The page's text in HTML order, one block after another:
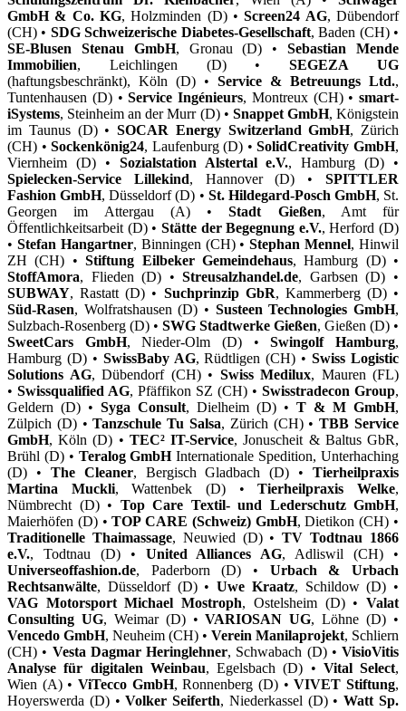
GmbH & Co. KG, Holzminden (D) •Screen24 AG, Dübendorf
(CH) • SDG Schweizerische Diabetes-Gesellschaft, Baden (CH) •
SE-Blusen Stenau GmbH, Gronau (D) •Sebastian Mende
Immobilien, Leichlingen (D) •SEGEZA UG
(haftungsbeschränkt), Köln (D) • Service & Betreuungs Ltd.,
Tuntenhausen (D) •Service Ingénieurs, Montreux (CH) • smart-
iSystems, Steinheim an der Murr (D) • Snappet GmbH, Königstein
im Taunus (D) • SOCAR Energy Switzerland GmbH, Zürich
(CH) •Sockenkönig24, Laufenburg (D) •SolidCreativity GmbH,
Viernheim (D) • Sozialstation Alstertal e.V., Hamburg (D) •
Spielecken-Service Lillekind, Hannover (D) •SPITTLER
Fashion GmbH, Düsseldorf (D) • St. Hildegard-Posch GmbH, St.
Georgen im Attergau (A) •Stadt Gießen, Amt für
Öffentlichkeitsarbeit (D) • Stätte der Begegnung e.V., Herford (D)
• Stefan Hangartner, Binningen (CH) •Stephan Mennel, Hinwil
ZH (CH) •Stiftung Eilbeker Gemeindehaus, Hamburg (D) •
StoffAmora, Flieden (D) •Streusalzhandel.de, Garbsen (D) •
SUBWAY, Rastatt (D) • Suchprinzip GbR, Kammerberg (D) •
Süd-Rasen, Wolfratshausen (D) • Susteen Technologies GmbH,
Sulzbach-Rosenberg (D) • SWG Stadtwerke Gießen, Gießen (D) •
SweetCars GmbH, Nieder-Olm (D) •Swingolf Hamburg,
Hamburg (D) • SwissBaby AG, Rüdtligen (CH) •Swiss Logistic
Solutions AG, Dübendorf (CH) • Swiss Medilux, Mauren (FL)
• Swissqualified AG, Pfäffikon SZ (CH) • Swisstradecon Group,
Geldern (D) • Syga Consult, Dielheim (D) • T & M GmbH,
Zülpich (D) •Tanzschule Tu Salsa, Zürich (CH) •TBB Service
GmbH, Köln (D) • TEC² IT-Service, Jonuscheit & Baltus GbR,
Brühl (D) • Teralog GmbHInternationale Spedition, Unterhaching
(D) • The Cleaner, Bergisch Gladbach (D) • Tierheilpraxis
Martina Muckli, Wattenbek (D) •Tierheilpraxis Welke,
Nümbrecht (D) • Top Care Textil- und Lederschutz GmbH,
Maierhöfen (D) •TOP CARE (Schweiz) GmbH, Dietikon (CH) •
Traditionelle Thaimassage, Neuwied (D) •TV Todtnau 1866
e.V., Todtnau (D) • United Alliances AG, Adliswil (CH) •
Universeoffashion.de, Paderborn (D) • Urbach & Urbach
Rechtsanwälte, Düsseldorf (D) • Uwe Kraatz, Schildow (D) •
VAG Motorsport Michael Mostroph, Ostelsheim (D) •Valat
Consulting UG, Weimar (D) •VARIOSAN UG, Löhne (D) •
Vencedo GmbH, Neuheim (CH) • Verein Manilaprojekt, Schliern
(CH) • Vesta Dagmar Heringlehner, Schwabach (D) • VisioVitis
Analyse für digitalen Weinbau, Egelsbach (D) • Vital Select,
Wien (A) • ViTecco GmbH, Ronnenberg (D) •VIVET Stiftung,
Hoyerswerda (D) •Volker Seiferth, Niederkassel (D) •Watt Sp.